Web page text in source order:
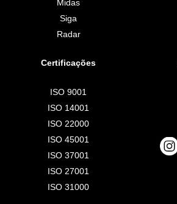
Midas
Siga
Radar
Certificações
ISO 9001
ISO 14001
ISO 22000
ISO 45001
ISO 37001
ISO 27001
ISO 31000